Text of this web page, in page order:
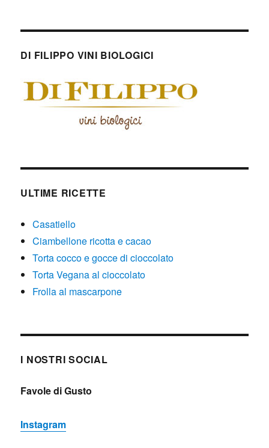
DI FILIPPO VINI BIOLOGICI
ULTIME RICETTE
Casatiello
Ciambellone ricotta e cacao
Torta cocco e gocce di cioccolato
Torta Vegana al cioccolato
Frolla al mascarpone
I NOSTRI SOCIAL
Favole di Gusto
Instagram